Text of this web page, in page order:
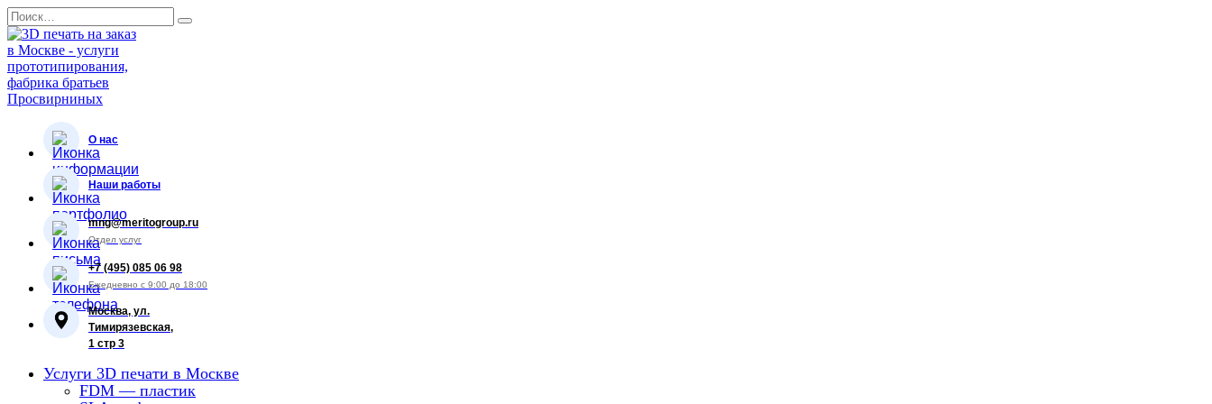
Перейти
к
содержанию
Search
for:
О нас
Наши работы
mng@meritogroup.ru
Отдел услуг
+7 (495) 085 06 98
Ежедневно с 9:00 до 18:00
Москва, ул.
Тимирязевская,
1 стр 3
Услуги 3D печати в Москве
FDM — пластик